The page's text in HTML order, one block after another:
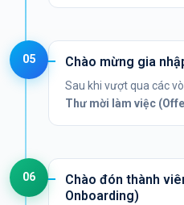
05 Chào mừng gia
Sau khi vượt qua các
Thư mời làm việc
06
Chào đón thành
Onboarding)